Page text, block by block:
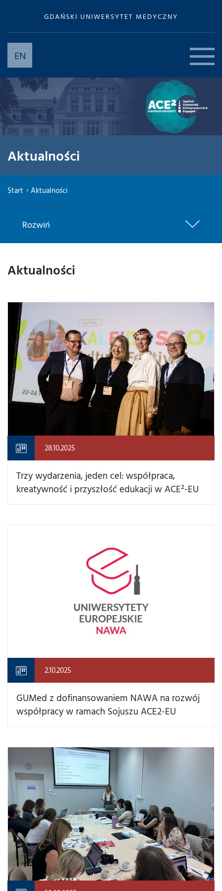
GDAŃSKI UNIWERSYTET MEDYCZNY
EN
Aktualności
Start Aktualności
Rozwiń
Aktualności
28.10.2025
Trzy wydarzenia, jeden cel: współpraca,
kreatywność i przyszłość edukacji w ACE²-EU
2.10.2025
GUMed z dofinansowaniem NAWA na rozwój
współpracy w ramach Sojuszu ACE2-EU